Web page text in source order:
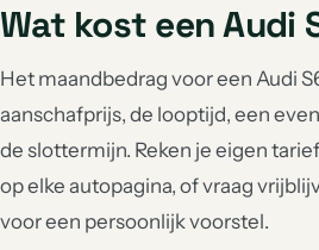
Wat kost een Audi
Het maandbedrag voor een Audi
aanschafprijs, de looptijd, een
de slottermijn. Reken je eigen
op elke autopagina, of vraag
voor een persoonlijk voorstel.